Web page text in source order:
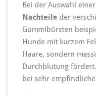
Bei der Auswahl
Nachteile der
Gummibürsten
Hunde mit kurzem
Haare, sondern
Durchblutung
bei sehr